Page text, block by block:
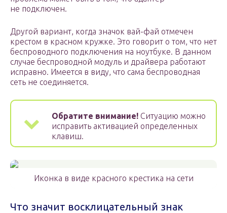
не подключен.
Другой вариант, когда значок вай-фай отмечен
крестом в красном кружке. Это говорит о том, что нет
беспроводного подключения на ноутбуке. В данном
случае беспроводной модуль и драйвера работают
исправно. Имеется в виду, что сама беспроводная
сеть не соединяется.
Обратите внимание! Ситуацию можно
исправить активацией определенных
клавиш.
Иконка в виде красного крестика на сети
Что значит восклицательный знак